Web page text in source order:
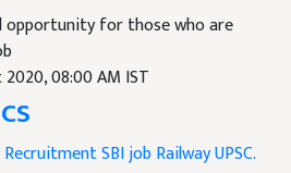
opportunity for those who are
08:00 AM IST
RecruitmentSBI job RailwayUPSC.